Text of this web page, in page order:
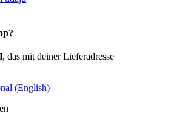
, das mit deiner Lieferadresse
(English)